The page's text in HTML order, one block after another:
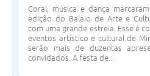
Coral, música e dança
edição do Balaio de Arte e
com uma grande estreia. Esse é
eventos artístico e cultural de
serão mais de duzentas
convidados. A festa de...